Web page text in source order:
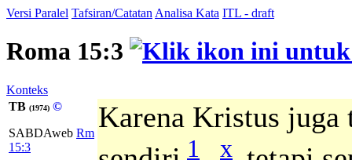
Versi Paralel Tafsiran/Catatan Analisa Kata ITL - draft
Roma 15:3
Konteks
TB (1974) ©
SABDAweb Rm
15:3
Karena Kristus juga
1 x